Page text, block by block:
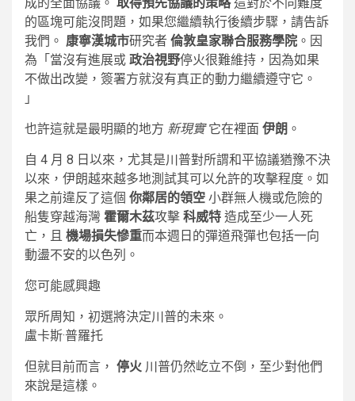
的區塊可能沒問題，如果您繼續執行後續步驟，請告訴
我們。 康寧漢城市研究者 倫敦皇家聯合服務學院 。因
為「當沒有進展或 政治視野停火很難維持，因為如果
不做出改變，簽署方就沒有真正的動力繼續遵守它。
」
也許這就是最明顯的地方 新現實它在裡面 伊朗 。
自 4 月 8 日以來，尤其是川普對所謂和平協議猶豫不決
以來，伊朗越來越多地測試其可以允許的攻擊程度。如
果之前違反了這個 你鄰居的領空 小群無人機或危險的
船隻穿越海灣 霍爾木茲攻擊 科威特 造成至少一人死
亡，且 機場損失慘重而本週日的彈道飛彈也包括一向
動盪不安的以色列。
您可能感興趣
眾所周知，初選將決定川普的未來。
盧卡斯·普羅托
但就目前而言， 停火 川普仍然屹立不倒，至少對他們
來說是這樣。